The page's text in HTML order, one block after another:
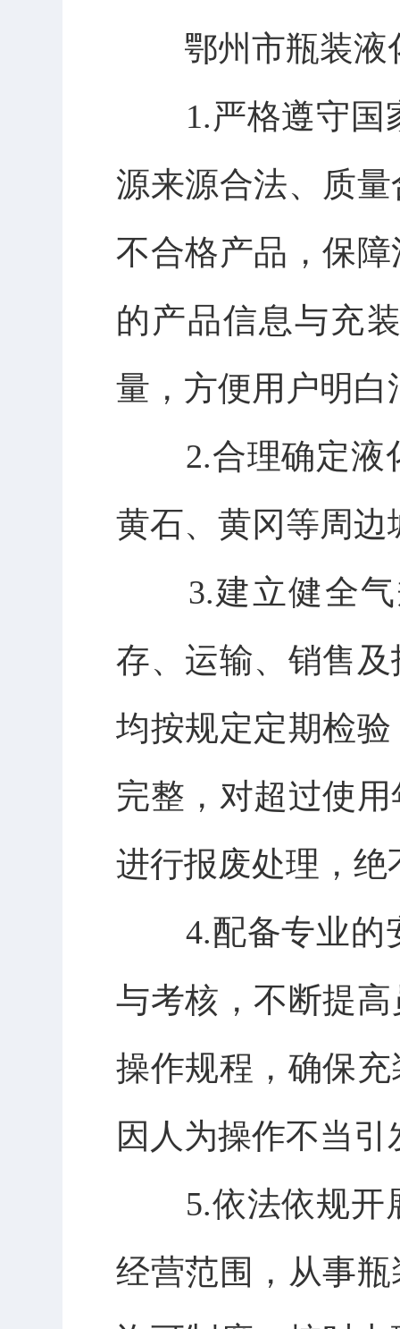
鄂州市瓶装液
1.严格遵守国
源来源合法、质
不合格产品，保
的产品信息与充
量，方便用户明白
2.合理确定液
黄石、黄冈等周
3.建立健全
存、运输、销售
均按规定定期检
完整，对超过使
进行报废处理，
4.配备专业的
与考核，不断提
操作规程，确保
因人为操作不当
5.依法依规开
经营范围，从事